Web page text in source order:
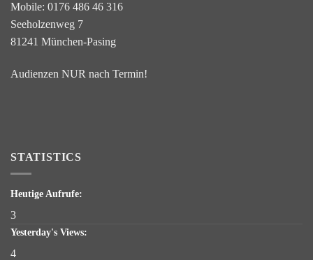
Mobile: 0176 486 46 316
Seeholzenweg 7
81241 München-Pasing
Audienzen NUR nach Termin!
STATISTICS
Heutige Aufrufe:
3
Yesterday's Views:
4